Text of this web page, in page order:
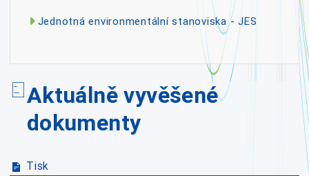
Jednotná environmentální stanoviska - JES
Aktuálně vyvěšené
dokumenty
Tisk